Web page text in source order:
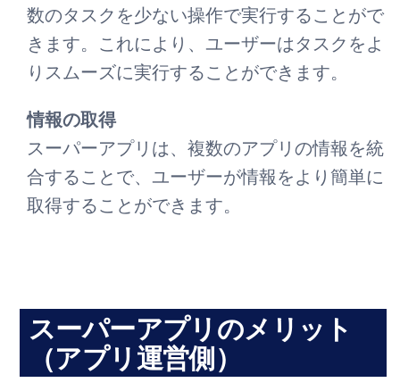
数のタスクを少ない操作で実行することがで
きます。これにより、ユーザーはタスクをよ
りスムーズに実行することができます。
情報の取得
スーパーアプリは、複数のアプリの情報を統
合することで、ユーザーが情報をより簡単に
取得することができます。
スーパーアプリのメリット
（アプリ運営側）